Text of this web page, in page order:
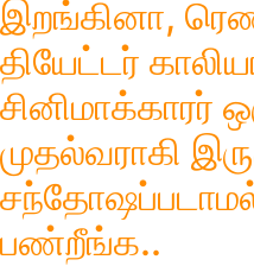
இறங்கினா,
தியேட்டர்
சினிமாக்காரர்
முதல்வராகி
பண்றீங்க..